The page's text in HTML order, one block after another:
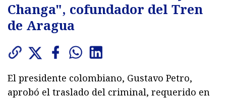
Changa", cofundador del Tren
de Aragua
El presidente colombiano, Gustavo Petro,
aprobó el traslado del criminal, requerido en